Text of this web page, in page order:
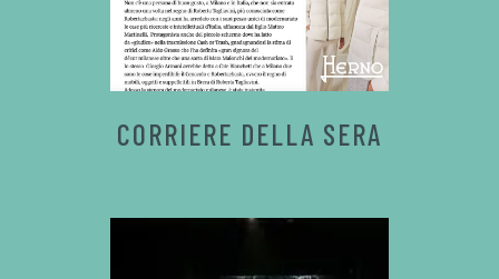
CORRIERE DELLA SERA